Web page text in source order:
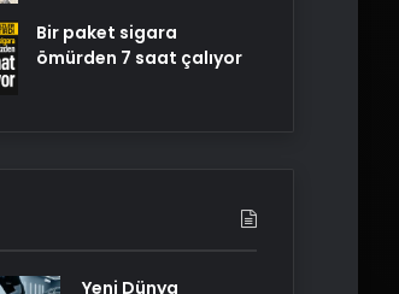
Bir paket sigara
ömürden 7 saat çalıyor
Yeni Dünya